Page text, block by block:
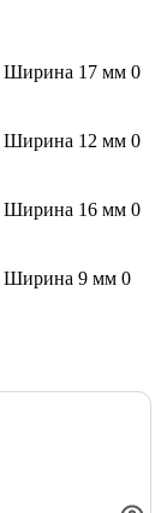
Ширина 17 мм 0
Ширина 12 мм 0
Ширина 16 мм 0
Ширина 9 мм 0